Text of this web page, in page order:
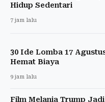
Hidup Sedentari
7 jam lalu
30 Ide Lomba 17
Hemat Biaya
9 jam lalu
Film Melania Trump